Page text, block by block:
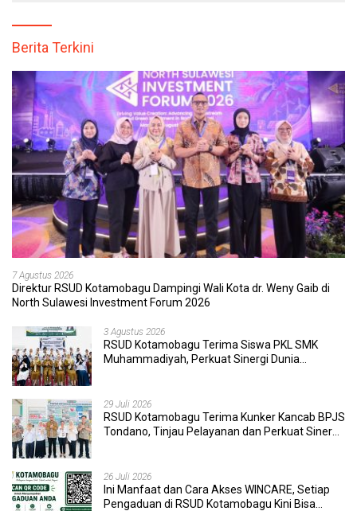
Berita Terkini
7 Agustus 2026
Direktur RSUD Kotamobagu Dampingi Wali Kota dr. Weny Gaib di
North Sulawesi Investment Forum 2026
3 Agustus 2026
RSUD Kotamobagu Terima Siswa PKL SMK
Muhammadiyah, Perkuat Sinergi Dunia
29 Juli 2026
RSUD Kotamobagu Terima Kunker Kancab BPJS
Tondano, Tinjau Pelayanan dan Perkuat Sinergi
26 Juli 2026
Ini Manfaat dan Cara Akses WINCARE, Setiap
Pengaduan di RSUD Kotamobagu Kini Bisa